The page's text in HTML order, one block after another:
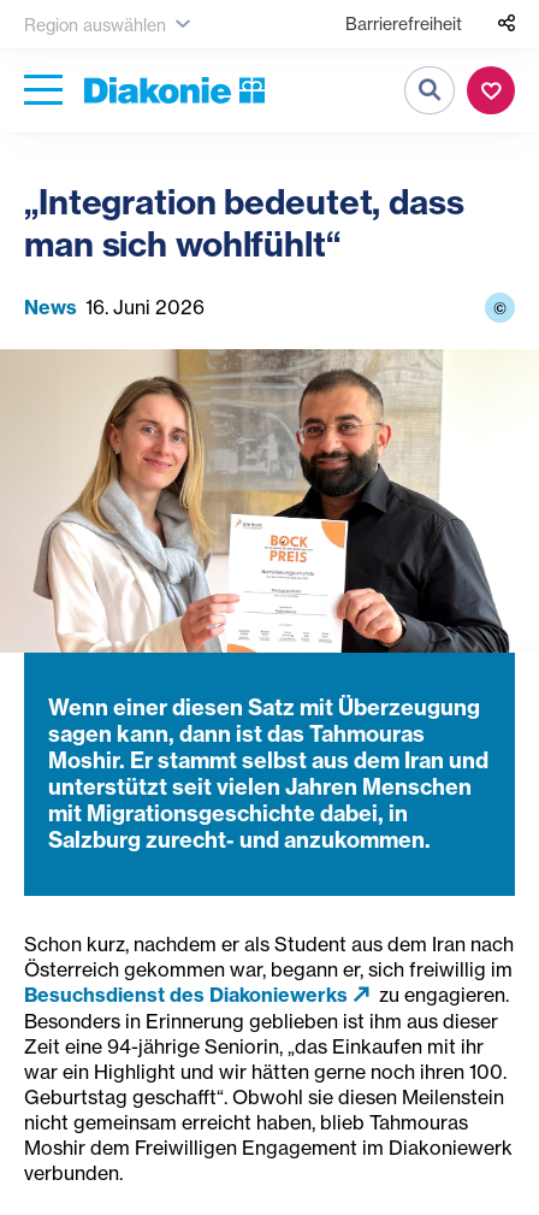
Region auswählen Barrierefreiheit
Suche
„Integration bedeutet, dass
man sich wohlfühlt“
News 16. Juni 2026 ©
Wenn einer diesen Satz mit Überzeugung
sagen kann, dann ist das Tahmouras
Moshir. Er stammt selbst aus dem Iran und
unterstützt seit vielen Jahren Menschen
mit Migrationsgeschichte dabei, in
Salzburg zurecht- und anzukommen.
Schon kurz, nachdem er als Student aus dem Iran nach
Österreich gekommen war, begann er, sich freiwillig im
Besuchsdienst des Diakoniewerks
zu engagieren.
Besonders in Erinnerung geblieben ist ihm aus dieser
Zeit eine 94-jährige Seniorin, „das Einkaufen mit ihr
war ein Highlight und wir hätten gerne noch ihren 100.
Geburtstag geschafft“. Obwohl sie diesen Meilenstein
nicht gemeinsam erreicht haben, blieb Tahmouras
Moshir dem Freiwilligen Engagement im Diakoniewerk
verbunden.